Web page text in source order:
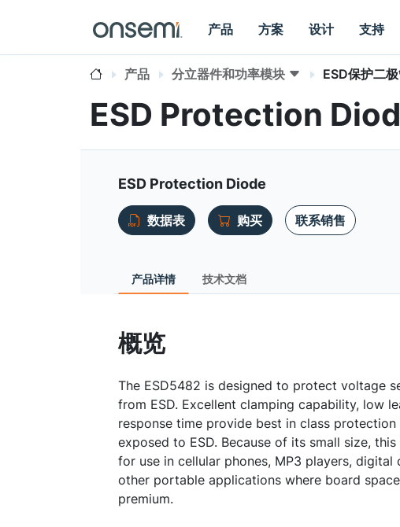
产品 方案 设计 支持
产品 分立器件和功率模块 ESD保护二
ESD Protection
ESD Protection Diode
数据表
购买 联系销售
产品详情 技术文档
概览
The ESD5482 is designed to protect voltage
from ESD. Excellent clamping capability, low
response time provide best in class
exposed to ESD. Because of its small size,
for use in cellular phones, MP3 players, digital
other portable applications where board
premium.